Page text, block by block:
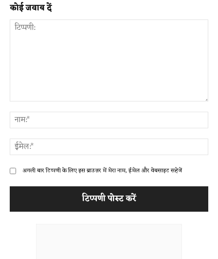
कोई जवाब दें
अगली बार टिप्पणी के लिए इस ब्राउज़र में मेरा नाम, ईमेल और वेबसाइट सहेजें